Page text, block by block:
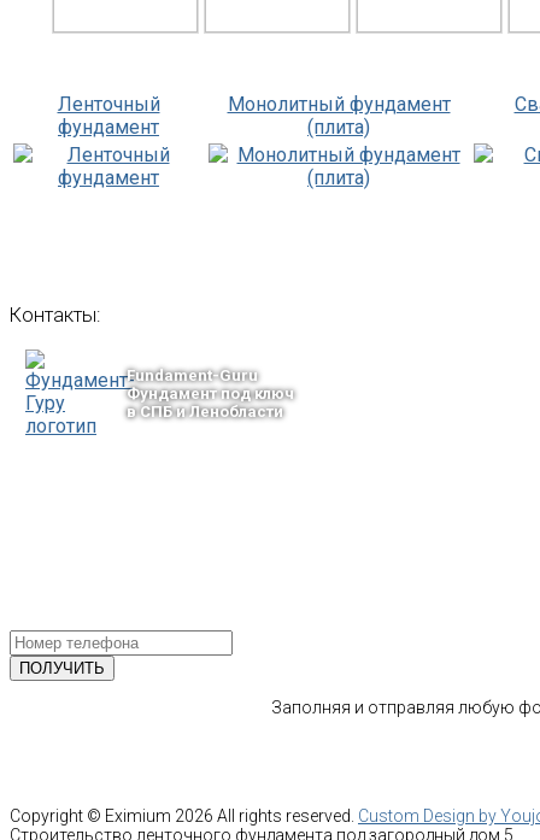
Ленточный
фундамент
Монолитный фундамент
(плита)
Контакты:
Fundament-Guru
Фундамент под ключ
в СПБ и Ленобласти
Заполняя и отправляя любую
Copyright © Eximium 2026 All rights reserved. Custom Design by
Строительство ленточного фундамента под загородный дом 5